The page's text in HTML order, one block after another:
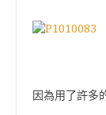
因為用了許多